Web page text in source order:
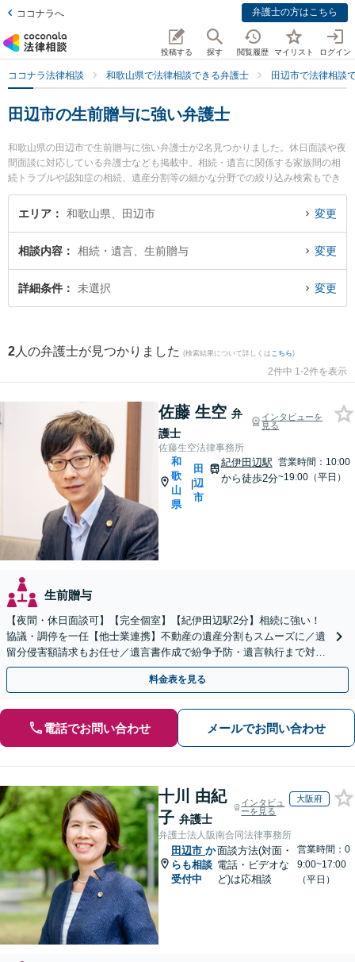
ココナラへ 弁護士の方はこちら
投稿する 探す 閲覧履歴 マイリスト ログイン
ココナラ法律相談 和歌山県で法律相談できる弁護士 田辺市で法律相談
田辺市の生前贈与に強い弁護士
和歌山県の田辺市で生前贈与に強い弁護士が2名見つかりました。休日面談や夜
間面談に対応している弁護士なども掲載中。相続・遺言に関係する家族間の相
続トラブルや認知症の相続、遺産分割等の細かな分野での絞り込み検索もでき
便利です。特に佐藤生空法律事務所の佐藤 生空弁護士やあおい法律事務所の岡
田 政和弁護士のプロフィール情報や弁護士費用、強みなどが注目されていま
い』『初回相談無料で生前贈与を法律相談できる田辺市内の弁護士に相談予約
したい』などでお困りの相談者さんにおすすめです。
エリア 和歌山県、田辺市 変更
相談内容 相続・遺言、生前贈与 変更
詳細条件 未選択 変更
2 人の弁護士が見つかりました (検索結果について詳しくは こちら)
2件中 1-2件を表示
佐藤 生空 弁
護士
インタビューを
見る
佐藤生空法律事務所
和
歌
山
県
|
田
辺
市
紀伊田辺駅
から徒歩2分
営業時間：10:00
~19:00（平日）
生前贈与
【夜間・休日面談可】【完全個室】【紀伊田辺駅2分】相続に強い！
協議・調停を一任【他士業連携】不動産の遺産分割もスムーズに／遺
留分侵害額請求もお任せ／遺言書作成で紛争予防・遺言執行まで対応
／精神面のサポートも心がけ、依頼者さまの利益獲得へ尽力
料金表を見る
電話でお問い合わせ メールでお問い合わせ
十川 由紀
子 弁護士
インタビュ
ーを見る
大阪府
弁護士法人阪南合同法律事務所
田辺市 か
らも相談
受付中
面談方法(対面・
電話・ビデオな
ど)は応相談
営業時間：0
9:00~17:00
（平日）